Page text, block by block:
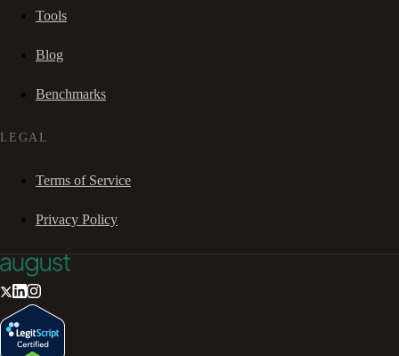
Tools
Blog
Benchmarks
LEGAL
Terms of Service
Privacy Policy